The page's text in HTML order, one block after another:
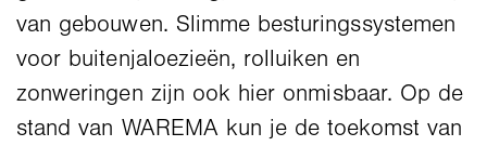
van gebouwen. Slimme besturingssystemen
voor buitenjaloezieën, rolluiken en
zonweringen zijn ook hier onmisbaar. Op de
stand van WAREMA kun je de toekomst van